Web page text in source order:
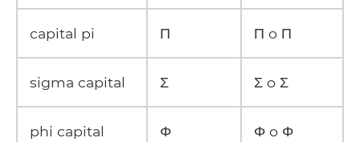
capital pi Π Π o Π
sigma capital Σ Σ o Σ
phi capital Φ Φ o Φ